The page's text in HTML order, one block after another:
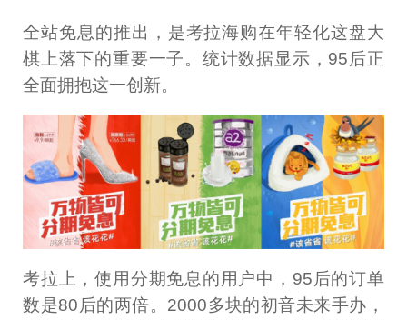
全站免息的推出，是考拉海购在年轻化这盘大
棋上落下的重要一子。统计数据显示，95后正
全面拥抱这一创新。
考拉上，使用分期免息的用户中，95后的订单
数是80后的两倍。2000多块的初音未来手办，